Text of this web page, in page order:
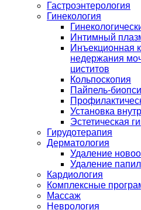
Гастроэнтерология
Гинекология
Интимный
Инъекционная
недержания
циститов
Кольпоскопия
Пайпель-
Установка
Эстетическая
Гирудотерапия
Дерматология
Удаление
Удаление
Кардиология
Комплексные
Массаж
Неврология